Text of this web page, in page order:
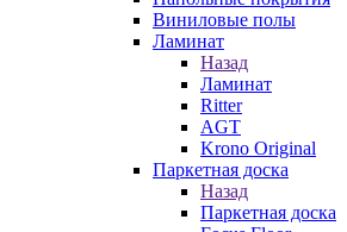
Виниловые полы
Ламинат
Назад
Ламинат
Ritter
AGT
Krono Original
Паркетная доска
Назад
Паркетная доска